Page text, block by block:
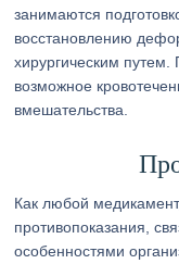
занимаются
восстановлению
хирургическим
возможное
вмешательства.
Как любой
противопоказания,
особенностями